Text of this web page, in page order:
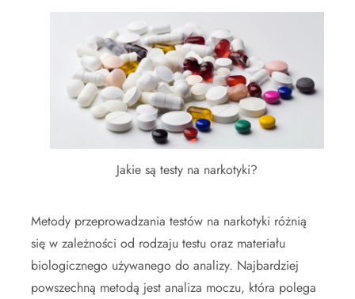
Jakie są testy na narkotyki?
Metody przeprowadzania testów na narkotyki różnią
się w zależności od rodzaju testu oraz materiału
biologicznego używanego do analizy. Najbardziej
powszechną metodą jest analiza moczu, która polega